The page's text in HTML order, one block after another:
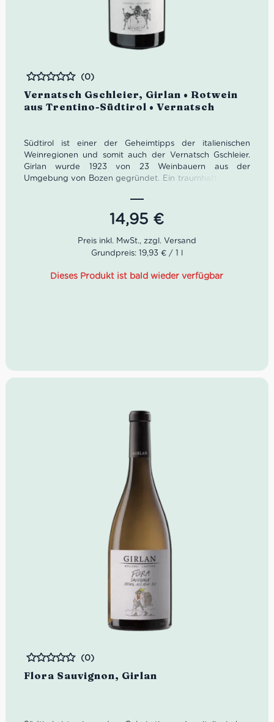
Vernatsch Gschleier, Girlan • Rotwein
aus Trentino-Südtirol • Vernatsch
Bewertet
(0)
Südtirol ist einer der Geheimtipps der italienischen
Weinregionen und somit auch der Vernatsch Gschleier.
Girlan wurde 1923 von 23 Weinbauern aus der
Umgebung von Bozen gegründet. Ein traumhaft schöner
Die alten Gemäuer der Kellergänge bieten optimale
Bedingungen für die Lagerung der Weine. Heute sind
etwa 200 Winzerfamilien Teil von Girlan. Kellermeister
Gerhard Kofler pflegt dafür einen regen Austausch.
14,95 €
Grundpreis: 19,93 € / 1 l
Dieses Produkt ist bald wieder verfügbar
Flora Sauvignon, Girlan
Bewertet
(0)